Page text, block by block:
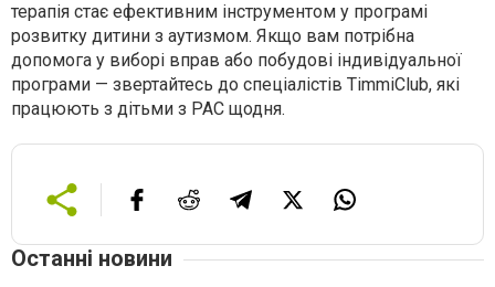
терапія стає ефективним інструментом у програмі
розвитку дитини з аутизмом. Якщо вам потрібна
допомога у виборі вправ або побудові індивідуальної
програми — звертайтесь до спеціалістів TimmiClub, які
працюють з дітьми з РАС щодня.
Останні новини